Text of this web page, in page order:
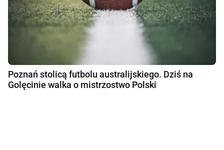
Poznań stolicą futbolu australijskiego. Dziś na
Golęcinie walka o mistrzostwo Polski